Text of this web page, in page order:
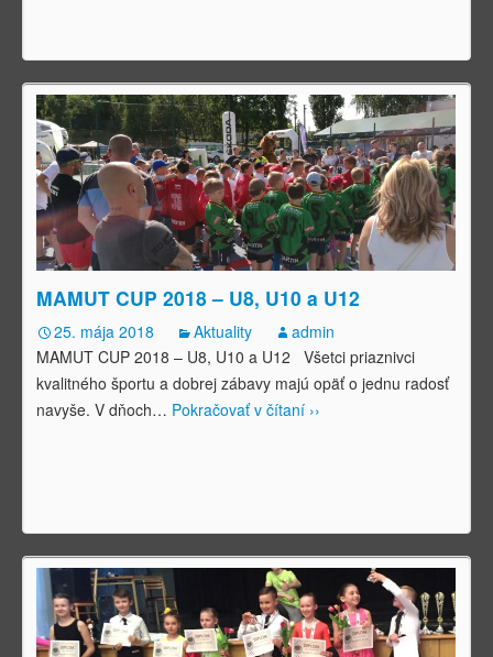
MAMUT CUP 2018 – U8, U10 a U12
25. mája 2018 Aktuality
admin
MAMUT CUP 2018 – U8, U10 a U12 Všetci priaznivci
kvalitného športu a dobrej zábavy majú opäť o jednu radosť
navyše. V dňoch… Pokračovať v čítaní ››